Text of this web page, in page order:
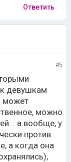
Ответить
#5
девушкам
может
можно
а вообще, у
против
а когда она